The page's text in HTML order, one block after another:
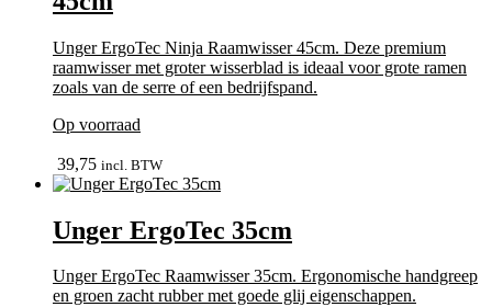
Unger ErgoTec Ninja Raamwisser 45cm. Deze premium
raamwisser met groter wisserblad is ideaal voor grote ramen
zoals van de serre of een bedrijfspand.
Op voorraad
39,75 incl. BTW
Unger ErgoTec 35cm
Unger ErgoTec Raamwisser 35cm. Ergonomische handgreep
en groen zacht rubber met goede glij eigenschappen.